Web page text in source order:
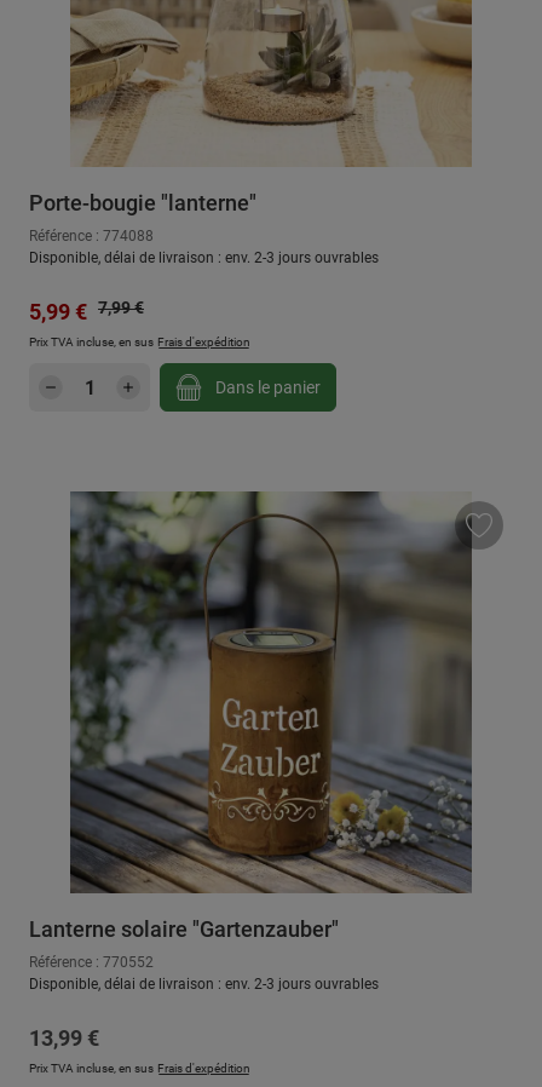
Porte-bougie "lanterne"
Référence : 774088
Disponible, délai de livraison : env. 2-3 jours ouvrables
Prix de vente :
5,99 € Prix régulier :
7,99 €
Prix TVA incluse, en sus Frais d'expédition
Quantité de produit : Entrez la quantité
Dans le panier
Lanterne solaire "Gartenzauber"
Référence : 770552
Disponible, délai de livraison : env. 2-3 jours ouvrables
Prix régulier :
13,99 €
Prix TVA incluse, en sus Frais d'expédition